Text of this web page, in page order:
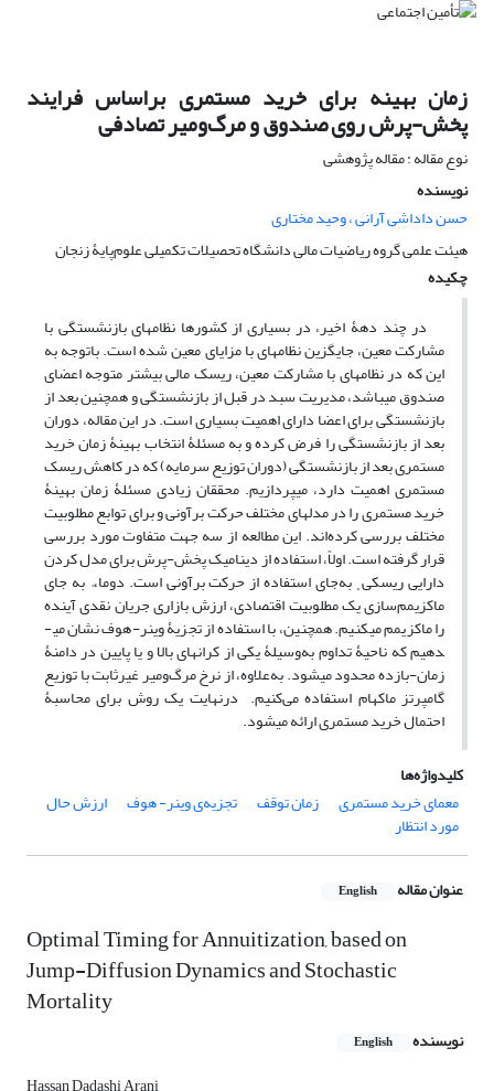
زمان بهینه برای خرید مستمری براساس فرایند
پخش-پرش روی صندوق و مرگ‌و‌میر تصادفی
نوع مقاله : مقاله پژوهشی
نویسنده
حسن داداشی آرانی ، وحید مختاری
هیئت علمی گروه ریاضیات مالی دانشگاه تحصیلات تکمیلی علوم‌پایۀ زنجان
چکیده
در چند دهۀ اخیر، در بسیاری از کشورها نظام­های بازنشستگی با
مشارکت معین، جایگزین نظام­های با مزایای معین شده است. با‌توجه به
این که در نظام­های با مشارکت معین، ریسک مالی بیش­تر متوجه اعضای
صندوق می­باشد، مدیریت سبد در قبل از بازنشستگی و همچنین بعد از
بازنشستگی برای اعضا دارای اهمیت بسیاری است. در این مقاله، دوران
بعد از بازنشستگی را فرض کرده و به مسئلۀ انتخاب بهینۀ زمان خرید
مستمری بعد از بازنشستگی (دوران توزیع سرمایه) که در کاهش ریسک
مستمری اهمیت دارد، می­پردازیم. محققان زیادی مسئلۀ زمان بهینۀ
خرید مستمری را در مدل­های مختلف حرکت برآونی و برای توابع مطلوبیت
مختلف بررسی کرده‌اند. این مطالعه از سه جهت متفاوت مورد بررسی
قرار گرفته است. اولاً، استفاده از دینامیک پخش-پرش برای مدل کردن
دارایی ریسکیͺ به‌جای استفاده از حرکت برآونی است. دوما،ً به جای
ماکزیمم‌سازی یک مطلوبیت اقتصادی، ارزش بازاری جریان نقدی آینده
را ماکزیمم می­کنیم. همچنین، با استفاده از تجزیۀ وینر-هوف نشان می­
دهیم که ناحیۀ تداوم به‌وسیلۀ یکی از کران­های بالا و یا پایین در دامنۀ
زمان-بازده محدود می­شود. به‌علاوه، از نرخ مرگ‌و‌میر غیرثابت با توزیع
گامپرتز ماکهام استفاده می‌کنیم. در‌نهایت یک روش برای محاسبۀ
احتمال خرید مستمری ارائه می­شود.
کلیدواژه‌ها
معمای خرید مستمری
زمان توقف تجزیه‌ی وینر- هوف ارزش حال
مورد انتظار
عنوان مقاله English
Optimal Timing for Annuitization, based on
Jump-Diffusion Dynamics and Stochastic
Mortality
نویسنده English